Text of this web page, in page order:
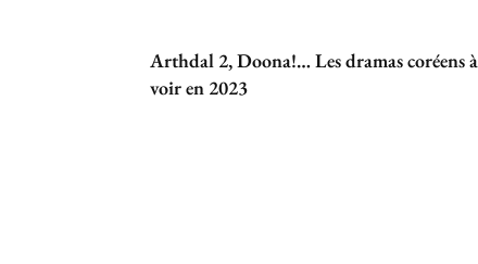
Arthdal 2, Doona!… Les dramas coréens à
voir en 2023